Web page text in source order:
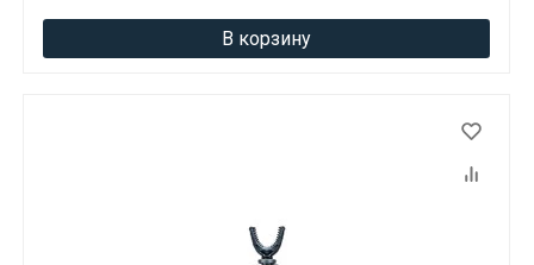
В корзину